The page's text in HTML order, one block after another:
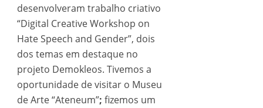
desenvolveram trabalho criativo
“Digital Creative Workshop on
Hate Speech and Gender”, dois
dos temas em destaque no
projeto Demokleos. Tivemos a
oportunidade de visitar o Museu
de Arte “Ateneum”; fizemos um